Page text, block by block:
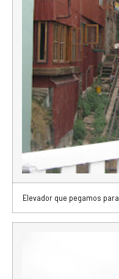
Elevador que pegamos